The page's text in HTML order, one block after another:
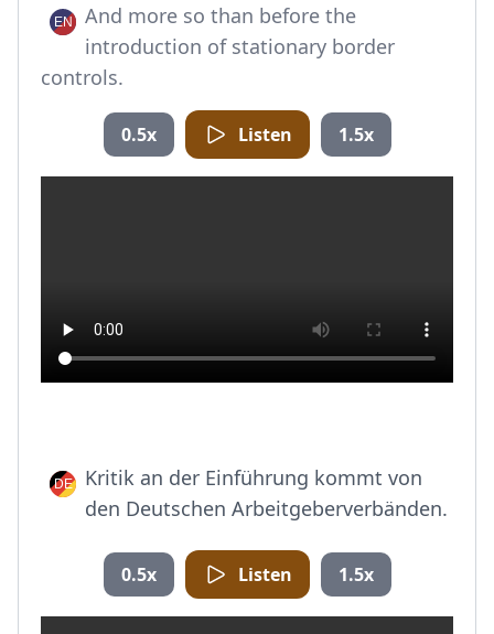
And more so than before the
introduction of stationary border
controls.
0.5x Listen 1.5x
Kritik an der Einführung kommt von
den Deutschen Arbeitgeberverbänden.
0.5x Listen 1.5x